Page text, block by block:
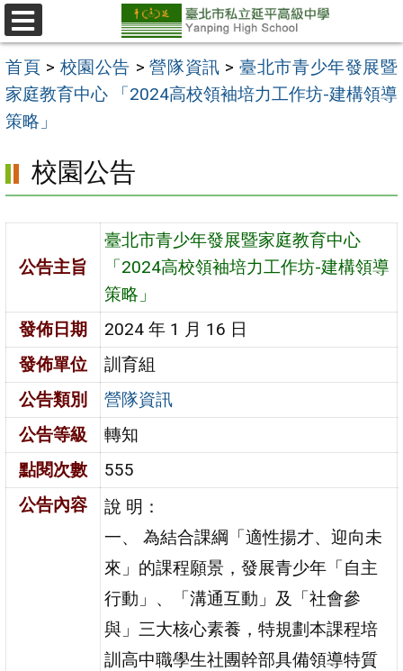
跳
至
主
要
內
選
單
首頁 > 校園公告 >營隊資訊 > 臺北市青少年發展暨
家庭教育中心 「2024高校領袖培力工作坊-建構領導
策略」
校園公告
公告主旨
臺北市青少年發展暨家庭教育中心
「2024高校領袖培力工作坊-建構領導
策略」
發佈日期
2024 年 1 月 16 日
發佈單位
訓育組
公告類別
營隊資訊
公告等級
轉知
點閱次數
555
公告內容
說 明：
一、 為結合課綱「適性揚才、迎向未
來」的課程願景，發展青少年「自主
行動」、「溝通互動」及「社會參
與」三大核心素養，特規劃本課程培
訓高中職學生社團幹部具備領導特質